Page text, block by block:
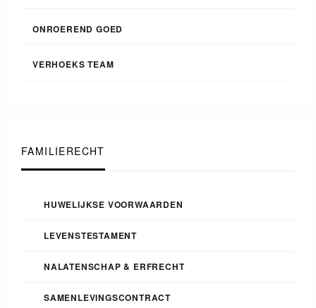
ONROEREND GOED
VERHOEKS TEAM
FAMILIERECHT
HUWELIJKSE VOORWAARDEN
LEVENSTESTAMENT
NALATENSCHAP & ERFRECHT
SAMENLEVINGSCONTRACT